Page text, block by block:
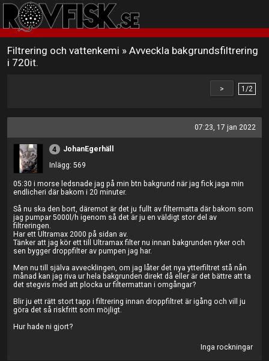
Filtrering och vattenkemi » Avveckla bakgrundsfiltrering
i 720it.
> 1/2
07:23, 17 jan 2022
4
JohanEgerhäll
Inlägg: 569
05:30 i morse ledsnade jag på min btn bakgrund när jag fick jaga min
endlicheri där bakom i 20 minuter.
Så nu ska den bort, däremot är det ju fullt av filtermatta där bakom som
jag pumpar 5000l/h igenom så det är ju en väldigt stor del av
filtreringen.
Har ett Ultramax 2000 på sidan av.
Tänker att jag kör ett till Ultramax filter nu innan bakgrunden ryker och
sen bygger droppfilter av pumpen jag har.
Men nu till själva avvecklingen, om jag låter det nya ytterfiltret stå nån
månad kan jag riva ur hela bakgrunden direkt då eller är det bättre att ta
det stegvis med att plocka ur filtermattan i omgångar?
Blir ju ett rätt stort tapp i filtrering innan droppfiltret är igång och vill ju
göra det så riskfritt som möjligt.
Hur hade ni gjort?
Inga rockningar